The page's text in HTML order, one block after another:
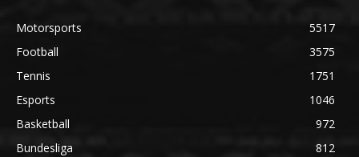
Motorsports
5517
Football
3575
Tennis
1751
Esports
1046
Basketball
972
Bundesliga
812